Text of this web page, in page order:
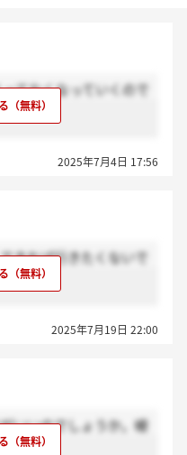
てなくなっていくので
2025年7月4日 17:56
きれば行きたくないで
2025年7月19日 22:00
いいのでしょうか。曖